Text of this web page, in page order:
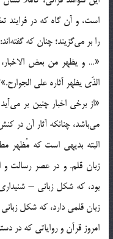
است، و آن گاه كه در فرايند
را بر مى‌گزيند؛ چنان كه گفته‌اند:
«… و يظهر من بعض الاخبار،
الذّى يظهر آثاره على الجوارح.»33
«از برخى اخبار چنين بر
مى‌باشد، چنانكه آثار آن در
البته بديهى است كه مُظهر
زبان قلم. و در عصر رسالت و
بود، كه شكل زبانى –
زبان قلمى دارد، كه شكل
امروز قرآن و رواياتى كه در